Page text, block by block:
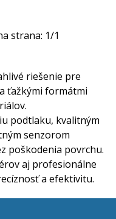
strana: 1/1
riešenie pre
ťažkými formátmi
podtlaku, kvalitným
senzorom
poškodenia povrchu.
aj profesionálne
a efektivitu.